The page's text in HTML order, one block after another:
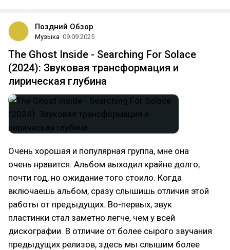
Поздний Обзор
Музыка 09.09.2025
The Ghost Inside - Searching For Solace
(2024): Звуковая трансформация и
лирическая глубина
Очень хорошая и популярная группа, мне она
очень нравится. Альбом выходил крайне долго,
почти год, но ожидание того стоило. Когда
включаешь альбом, сразу слышишь отличия этой
работы от предыдущих. Во-первых, звук
пластинки стал заметно легче, чем у всей
дискографии. В отличие от более сырого звучания
предыдущих релизов, здесь мы слышим более